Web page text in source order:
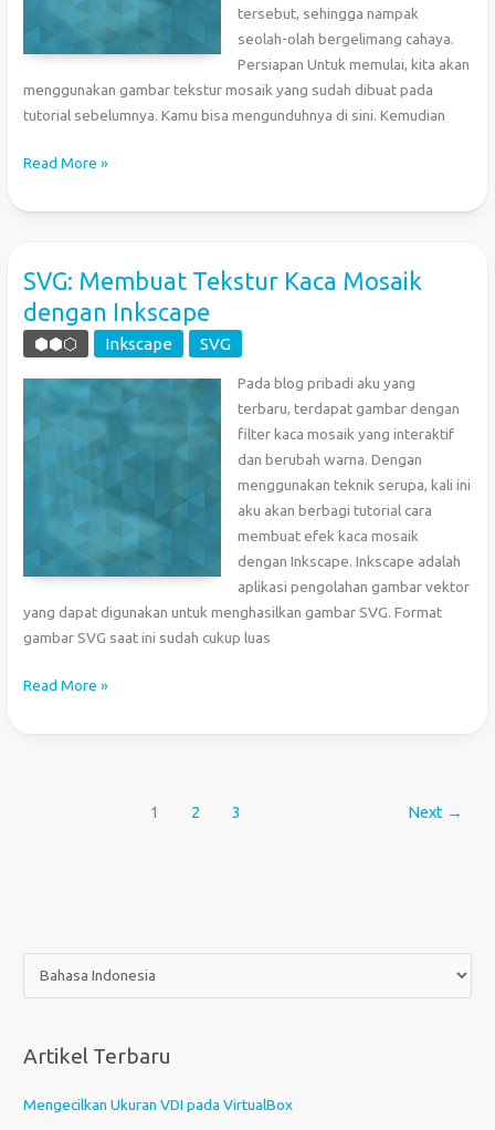
tersebut, sehingga nampak
seolah-olah bergelimang cahaya.
Persiapan Untuk memulai, kita akan
menggunakan gambar tekstur mosaik yang sudah dibuat pada
tutorial sebelumnya. Kamu bisa mengunduhnya di sini. Kemudian
Animasi
Mosaik
dan
JavaScript
Read More »
SVG: Membuat Tekstur Kaca Mosaik
dengan Inkscape
⬢⬢⬡ Inkscape SVG
Pada blog pribadi aku yang
terbaru, terdapat gambar dengan
filter kaca mosaik yang interaktif
dan berubah warna. Dengan
menggunakan teknik serupa, kali ini
aku akan berbagi tutorial cara
membuat efek kaca mosaik
dengan Inkscape. Inkscape adalah
aplikasi pengolahan gambar vektor
yang dapat digunakan untuk menghasilkan gambar SVG. Format
gambar SVG saat ini sudah cukup luas
SVG:
Tekstur
Read More »
1 2 3 Next →
h
Artikel Terbaru
Mengecilkan Ukuran VDI pada VirtualBox